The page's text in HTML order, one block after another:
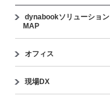
dynabookソリューション
MAP
オフィス
現場DX